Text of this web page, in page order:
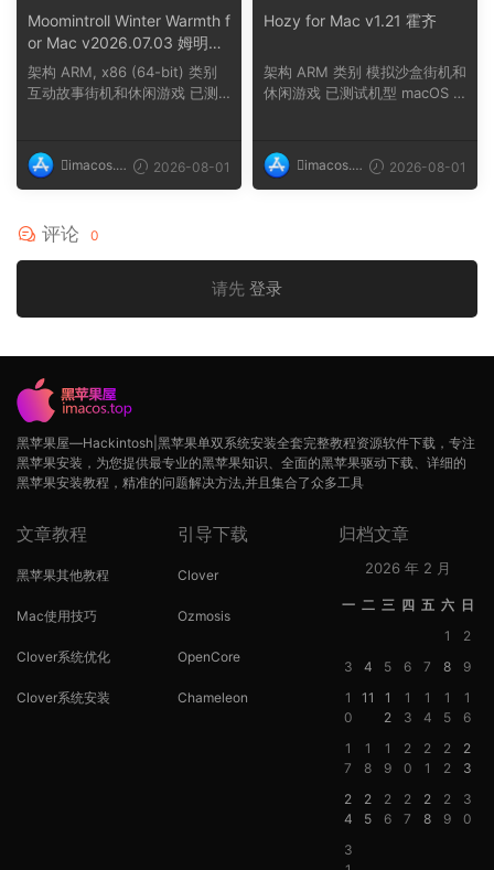
Moomintroll Winter Warmth f
or Mac v2026.07.03 姆明冬
日暖阳
架构 ARM, x86 (64-bit) 类别
互动故事街机和休闲游戏 已测
imacos.t
op
2026-08-01
Hozy for Mac v1.21 霍齐
架构 ARM 类别 模拟沙盒街机和
休闲游戏 已测试机型 macOS T
imacos.t
op
2026-08-01
评论 0
请先 登录
黑苹果屋—Hackintosh|黑苹果单双系统安装全套完整教程资源软件下载，专注
黑苹果安装，为您提供最专业的黑苹果知识、全面的黑苹果驱动下载、详细的
黑苹果安装教程，精准的问题解决方法,并且集合了众多工具
文章教程
黑苹果其他教程
Mac使用技巧
Clover系统优化
Clover系统安装
引导下载
Clover
Ozmosis
OpenCore
Chameleon
归档文章
2026 年 2 月
一 二 三 四 五 六 日
1
2
3
4 5 6 7 8
9
1
0
11
1
2
1
3
1
4
1
5
1
6
1
7
1
8
1
9
2
0
2
1
2
2
2
3
2
4
2
5
2
6
2
7
2
8
2
9
3
0
3